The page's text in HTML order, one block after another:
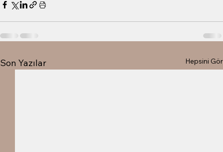
Son Yazılar Hepsini Gör